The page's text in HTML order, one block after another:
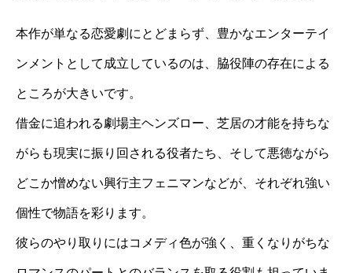
本作が単なる恋愛劇にとどまらず、豊かなエンターテイ
ンメントとして成立しているのは、脇役陣の存在による
ところが大きいです。
借金に追われる劇場主ヘンズロー、芝居の才能を持ちな
がらも現実に振り回される役者たち、そして悪徳ながら
どこか憎めない興行主フェニマンなどが、それぞれ強い
個性で物語を彩ります。
彼らのやり取りにはコメディ色が強く、重くなりがちな